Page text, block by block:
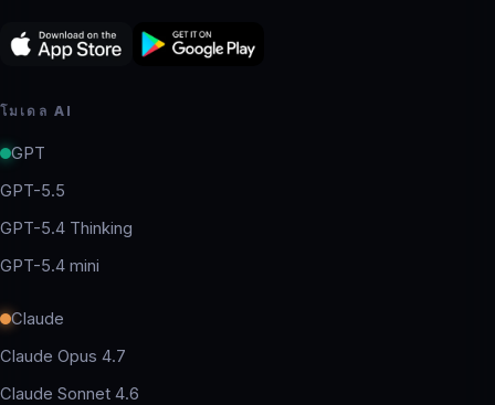
โมเดล AI
GPT
GPT-5.5
GPT-5.4 Thinking
GPT-5.4 mini
Claude
Claude Opus 4.7
Claude Sonnet 4.6